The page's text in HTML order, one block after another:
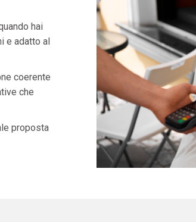
hai
e adatto al
coerente
che
proposta